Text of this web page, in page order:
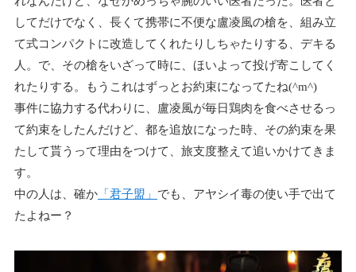
してだけでなく、長くて携帯に不便な盧凌風の槍を、組み立
て式コンパクトに改造してくれたりしちゃたりする、デキる
人。で、その槍をいざって時に、ほいよって投げ寄こしてく
れたりする。もうこれはずっとお約束になってたね(^m^)
事件に協力する代わりに、盧凌風が毎日鶏肉を食べさせるっ
て約束をしたんだけど、都を追放になった時、その約束を果
たして貰うって理由をつけて、旅支度整えて追いかけてきま
す。
中の人は、確か「君子盟」 でも、アヤシイ毒の使い手で出て
たよねー？